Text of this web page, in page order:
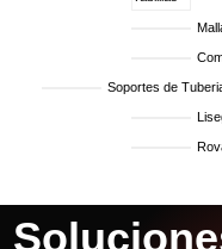
Soportes de